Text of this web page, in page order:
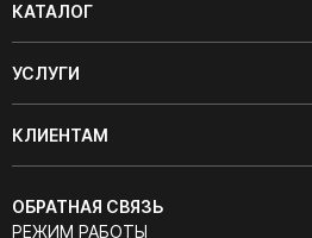
КАТАЛОГ
УСЛУГИ
КЛИЕНТАМ
ОБРАТНАЯ СВЯЗЬ
РЕЖИМ РАБОТЫ